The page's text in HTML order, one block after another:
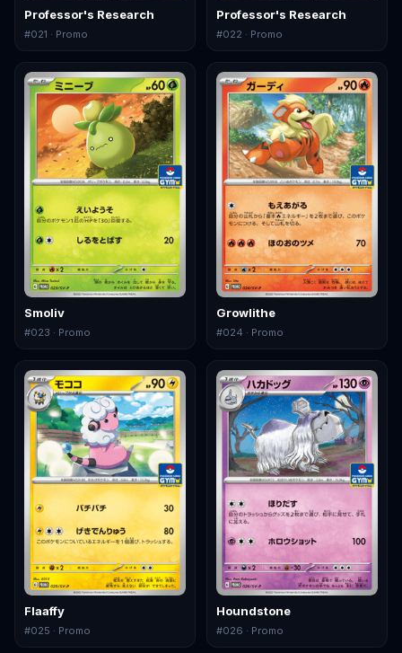
Professor's Research
#021 · Promo
Professor's Research
#022 · Promo
Smoliv
#023 · Promo
Growlithe
#024 · Promo
Flaaffy
#025 · Promo
Houndstone
#026 · Promo